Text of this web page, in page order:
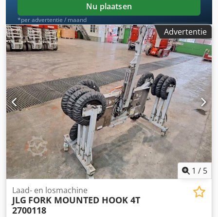
Nu plaatsen
*per advertentie / maand
Advertentie
1 / 5
Laad- en losmachine
JLG FORK MOUNTED HOOK 4T
2700118